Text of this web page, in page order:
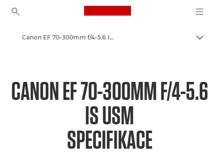
Canon Logo, back to
Canon EF 70-300mm f/4-5.6 IS USM - Lenses - Camera & Photo lenses
CANON EF 70-300MM F/4-5.6
IS USM
SPECIFIKACE